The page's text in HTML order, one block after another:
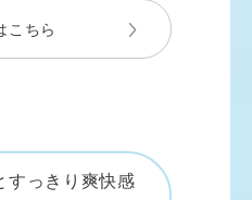
こちら
すっきり爽快感